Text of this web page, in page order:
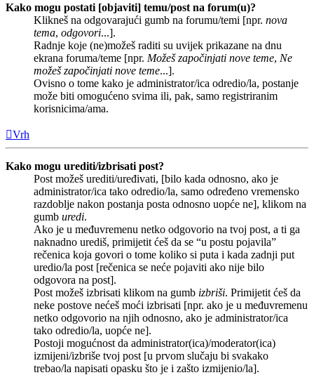
Kako mogu postati [objaviti] temu/post na forum(u)?
Klikneš na odgovarajući gumb na forumu/temi [npr. nova
tema, odgovori...].
Radnje koje (ne)možeš raditi su uvijek prikazane na dnu
ekrana foruma/teme [npr. Možeš započinjati nove teme, Ne
možeš započinjati nove teme...].
Ovisno o tome kako je administrator/ica odredio/la, postanje
može biti omogućeno svima ili, pak, samo registriranim
korisnicima/ama.
Vrh
Kako mogu urediti/izbrisati post?
Post možeš urediti/uređivati, [bilo kada odnosno, ako je
administrator/ica tako odredio/la, samo određeno vremensko
razdoblje nakon postanja posta odnosno uopće ne], klikom na
gumb uredi.
Ako je u međuvremenu netko odgovorio na tvoj post, a ti ga
naknadno urediš, primijetit ćeš da se “u postu pojavila”
rečenica koja govori o tome koliko si puta i kada zadnji put
uredio/la post [rečenica se neće pojaviti ako nije bilo
odgovora na post].
Post možeš izbrisati klikom na gumb izbriši. Primijetit ćeš da
neke postove nećeš moći izbrisati [npr. ako je u međuvremenu
netko odgovorio na njih odnosno, ako je administrator/ica
tako odredio/la, uopće ne].
Postoji mogućnost da administrator(ica)/moderator(ica)
izmijeni/izbriše tvoj post [u prvom slučaju bi svakako
trebao/la napisati opasku što je i zašto izmijenio/la].